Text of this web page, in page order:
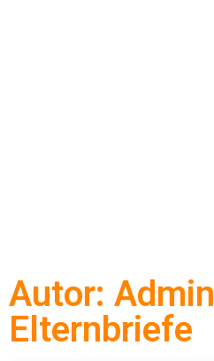
Autor: Admin
Elternbriefe